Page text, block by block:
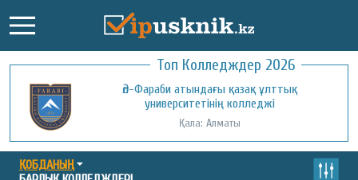
Топ Колледждер 2026
Әл-Фараби атындағы қазақ ұлттық
университетінің колледжі
Қала: Алматы
ҚОБДАНЫҢ